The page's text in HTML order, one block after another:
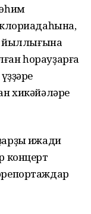
йыллығына
һорауҙарға
хикәйәләре
ижади
концерт